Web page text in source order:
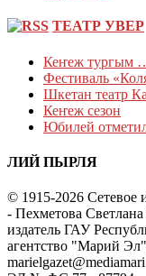
ТЕАТР УВЕР
Кеҥеж тургым
Фестиваль
Шкетан театр
Кеҥеж сезон
Юбилей
ЛИЙ ПЫРЛЯ
© 1915-2026 Сетевое
- Пехметова
издатель ГАУ
агентство "Марий